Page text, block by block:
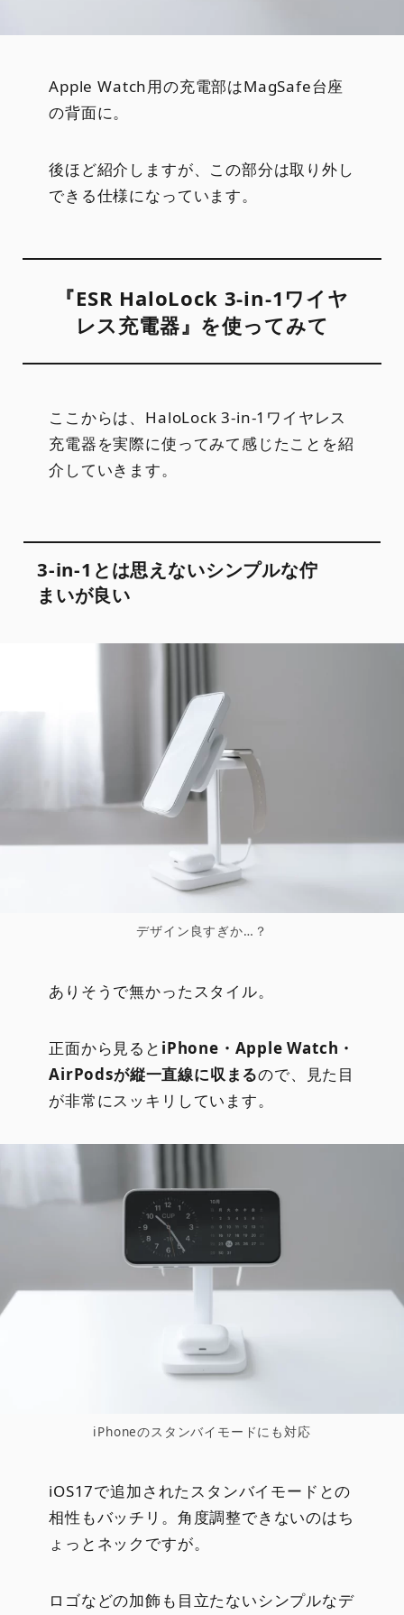
Apple Watch用の充電部はMagSafe台座
の背面に。
後ほど紹介しますが、この部分は取り外し
できる仕様になっています。
『ESR HaloLock 3-in-1ワイヤ
レス充電器』を使ってみて
ここからは、HaloLock 3-in-1ワイヤレス
充電器を実際に使ってみて感じたことを紹
介していきます。
3-in-1とは思えないシンプルな佇
まいが良い
デザイン良すぎか…？
ありそうで無かったスタイル。
正面から見ると iPhone・Apple Watch・
AirPodsが縦一直線に収まるので、見た目
が非常にスッキリしています。
iPhoneのスタンバイモードにも対応
iOS17で追加されたスタンバイモードとの
相性もバッチリ。角度調整できないのはち
ょっとネックですが。
ロゴなどの加飾も目立たないシンプルなデ